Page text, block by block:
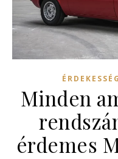
Minden
érdemes